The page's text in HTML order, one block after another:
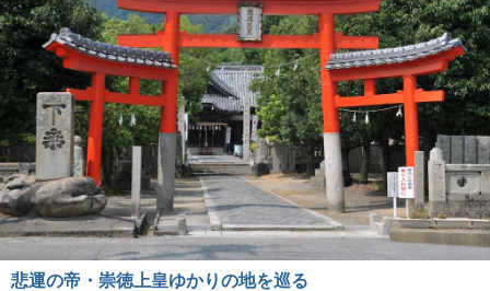
悲運の帝・崇徳上皇ゆかりの地を巡る